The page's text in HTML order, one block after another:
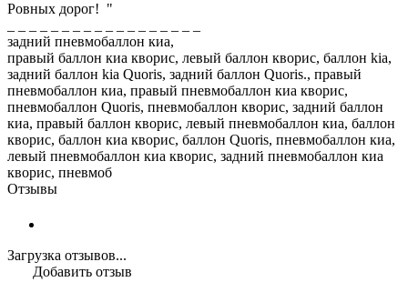
Ровных дорог! "
задний пневмобаллон киа,
правый баллон киа кворис, левый баллон кворис, баллон kia,
задний баллон kia Quoris, задний баллон Quoris., правый
пневмобаллон киа, правый пневмобаллон киа кворис,
пневмобаллон Quoris, пневмобаллон кворис, задний баллон
киа, правый баллон кворис, левый пневмобаллон киа, баллон
кворис, баллон киа кворис, баллон Quoris, пневмобаллон киа,
левый пневмобаллон киа кворис, задний пневмобаллон киа
кворис, пневмоб
Отзывы
Загрузка отзывов...
Добавить отзыв